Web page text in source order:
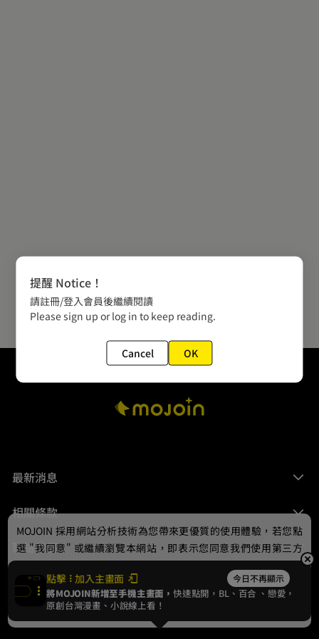
最新消息
相關條款
聯絡我們
© 2024 gamania Digital Entertainment Co., Ltd.
點擊 加入主畫面 今日不再顯示
將MOJOIN新增至手機主畫面，快速點開，BL、 百合 、戀愛，
原創台灣漫畫、小說線上看！
MOJOIN 採用網站分析技術為您帶來更優質的使用體驗，若您點
選 "我同意" 或繼續瀏覽本網站，即表示您同意我們使用第三方
Cookie，欲瞭解更多資訊請見隱私權政策。
我同意
提醒 Notice！
請註冊/登入會員後繼續閱讀
Please sign up or log in to keep reading.
Cancel OK